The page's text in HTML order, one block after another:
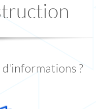
d'informations ?